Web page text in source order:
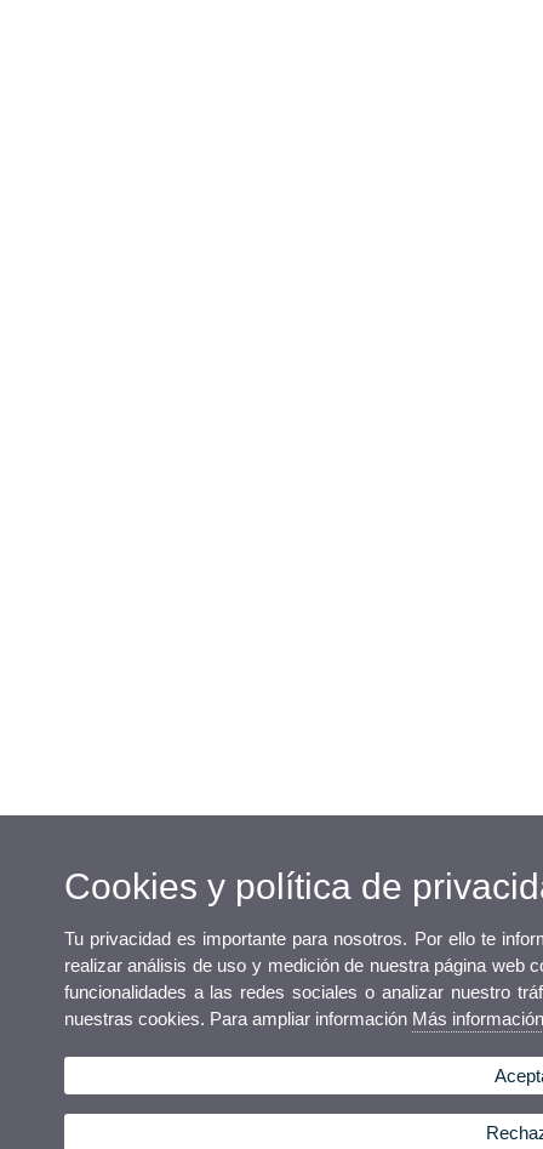
Cookies y política de
Tu privacidad es importante para nosotros. Por ello te
realizar análisis de uso y medición de nuestra página web
funcionalidades a las redes sociales o analizar nuestro
nuestras cookies. Para ampliar información Más información